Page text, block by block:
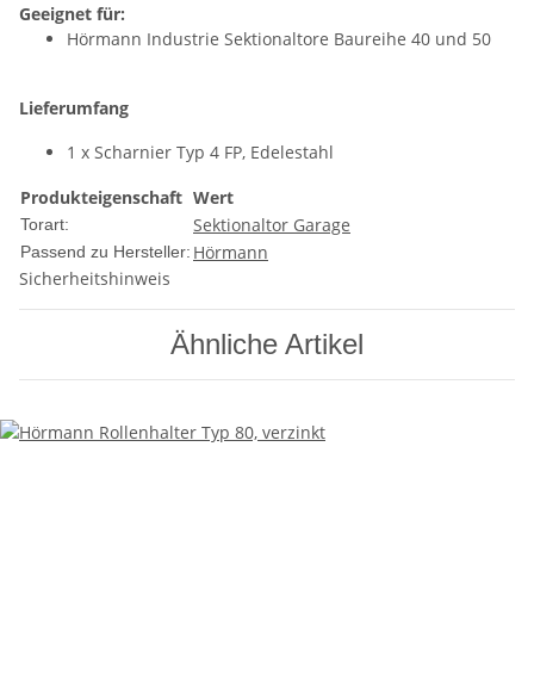
Geeignet für:
Hörmann Industrie Sektionaltore Baureihe 40 und 50
Lieferumfang
1 x Scharnier Typ 4 FP, Edelestahl
Produkteigenschaft Wert
Torart: Sektionaltor Garage
Passend zu Hersteller: Hörmann
Sicherheitshinweis
Ähnliche Artikel